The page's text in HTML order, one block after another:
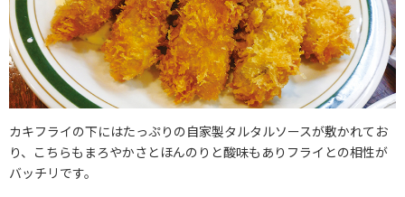
カキフライの下にはたっぷりの自家製タルタルソースが敷かれてお
り、こちらもまろやかさとほんのりと酸味もありフライとの相性が
バッチリです。